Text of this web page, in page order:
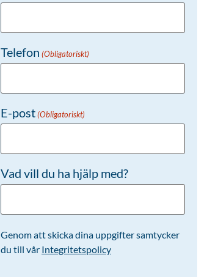
Telefon (Obligatoriskt)
E-post (Obligatoriskt)
Vad vill du ha hjälp med?
Genom att skicka dina uppgifter samtycker
du till vår Integritetspolicy